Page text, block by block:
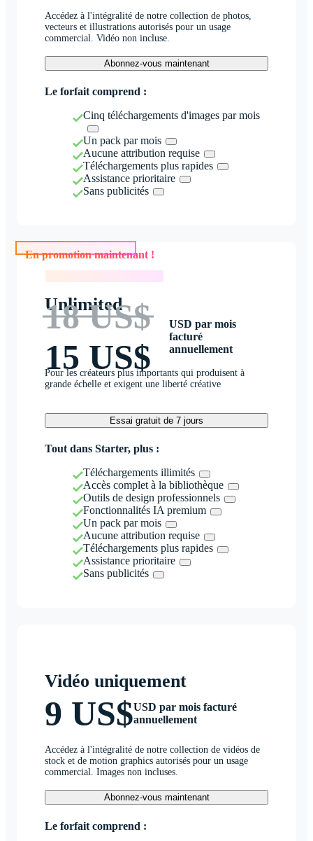
Accédez à l'intégralité de notre collection de photos,
vecteurs et illustrations autorisés pour un usage
commercial. Vidéo non incluse.
Abonnez-vous maintenant
Le forfait comprend :
Cinq téléchargements d'images par mois
Un pack par mois
Aucune attribution requise
Téléchargements plus rapides
Assistance prioritaire
Sans publicités
En promotion maintenant !
Unlimited
18 US$
15 US$
USD par mois
facturé
annuellement
Pour les créateurs plus importants qui produisent à
grande échelle et exigent une liberté créative
Essai gratuit de 7 jours
Tout dans Starter, plus :
Téléchargements illimités
Accès complet à la bibliothèque
Outils de design professionnels
Fonctionnalités IA premium
Un pack par mois
Aucune attribution requise
Téléchargements plus rapides
Assistance prioritaire
Sans publicités
Vidéo uniquement
9 US$USD par mois facturé
annuellement
Accédez à l'intégralité de notre collection de vidéos de
stock et de motion graphics autorisés pour un usage
commercial. Images non incluses.
Abonnez-vous maintenant
Le forfait comprend :